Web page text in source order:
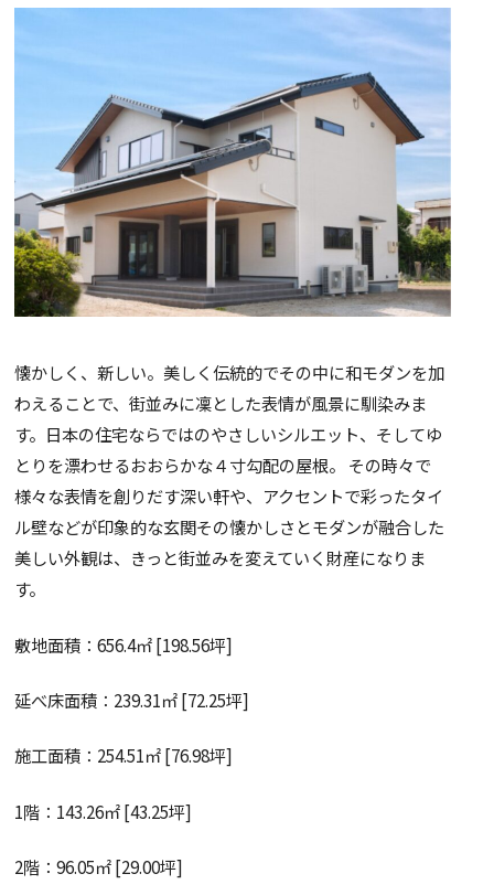
懐かしく、新しい。美しく伝統的でその中に和モダンを加
わえることで、街並みに凜とした表情が風景に馴染みま
す。日本の住宅ならではのやさしいシルエット、そしてゆ
とりを漂わせるおおらかな４寸勾配の屋根。 その時々で
様々な表情を創りだす深い軒や、アクセントで彩ったタイ
ル壁などが印象的な玄関その懐かしさとモダンが融合した
美しい外観は、きっと街並みを変えていく財産になりま
す。
敷地面積：656.4㎡ [198.56坪]
延べ床面積：239.31㎡ [72.25坪]
施工面積：254.51㎡ [76.98坪]
1階：143.26㎡ [43.25坪]
2階：96.05㎡ [29.00坪]